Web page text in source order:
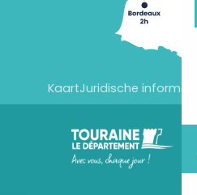
KaartJuridische informatie